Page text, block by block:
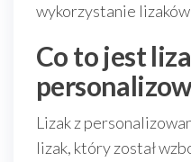
wykorzystanie lizaków
Co to jest
Lizak z
lizak, który został